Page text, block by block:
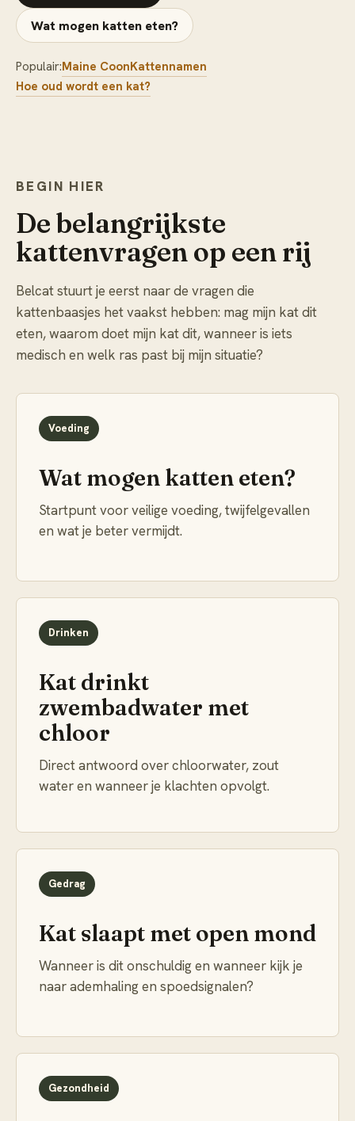
Wat mogen katten eten?
Populair:Maine CoonKattennamen
Hoe oud wordt een kat?
BEGIN HIER
De belangrijkste
kattenvragen op een rij
Belcat stuurt je eerst naar de vragen die
kattenbaasjes het vaakst hebben: mag mijn kat dit
eten, waarom doet mijn kat dit, wanneer is iets
medisch en welk ras past bij mijn situatie?
Voeding
Wat mogen katten eten?
Startpunt voor veilige voeding, twijfelgevallen
en wat je beter vermijdt.
Drinken
Kat drinkt
zwembadwater met
chloor
Direct antwoord over chloorwater, zout
water en wanneer je klachten opvolgt.
Gedrag
Kat slaapt met open mond
Wanneer is dit onschuldig en wanneer kijk je
naar ademhaling en spoedsignalen?
Gezondheid